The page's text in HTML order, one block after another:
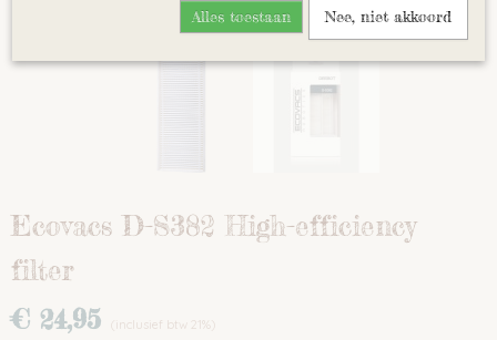
Ecovacs D-S382 High-efficiency
filter
€ 24,95 (inclusief btw 21%)
Alles toestaan Nee, niet akkoord